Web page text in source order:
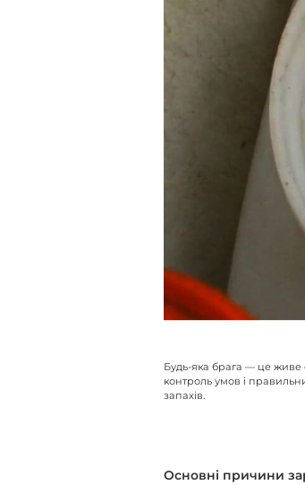
Будь-яка брага — це живе
контроль умов і
запахів.
Основні причини